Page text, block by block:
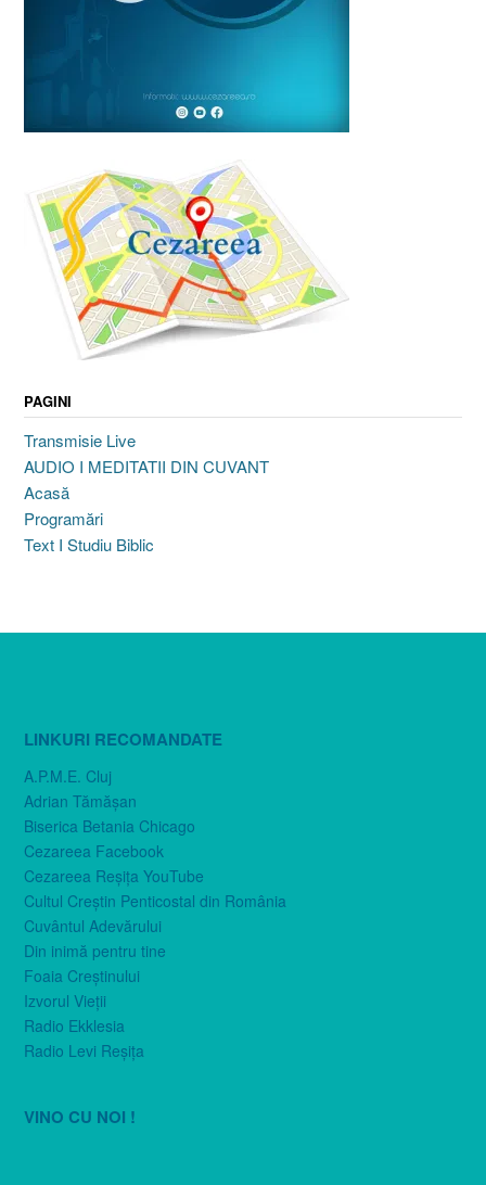
PAGINI
Transmisie Live
AUDIO I MEDITATII DIN CUVANT
Acasă
Programări
Text I Studiu Biblic
LINKURI RECOMANDATE
A.P.M.E. Cluj
Adrian Tămăşan
Biserica Betania Chicago
Cezareea Facebook
Cezareea Reşiţa YouTube
Cultul Creştin Penticostal din România
Cuvântul Adevărului
Din inimă pentru tine
Foaia Creştinului
Izvorul Vieţii
Radio Ekklesia
Radio Levi Reşiţa
VINO CU NOI !